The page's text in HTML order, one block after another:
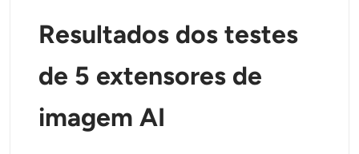
Resultados dos testes
de 5 extensores de
imagem AI